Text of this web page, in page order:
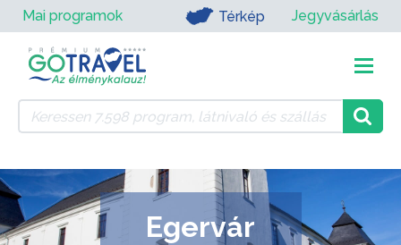
Mai programok Térkép Jegyvásárlás
Egervár